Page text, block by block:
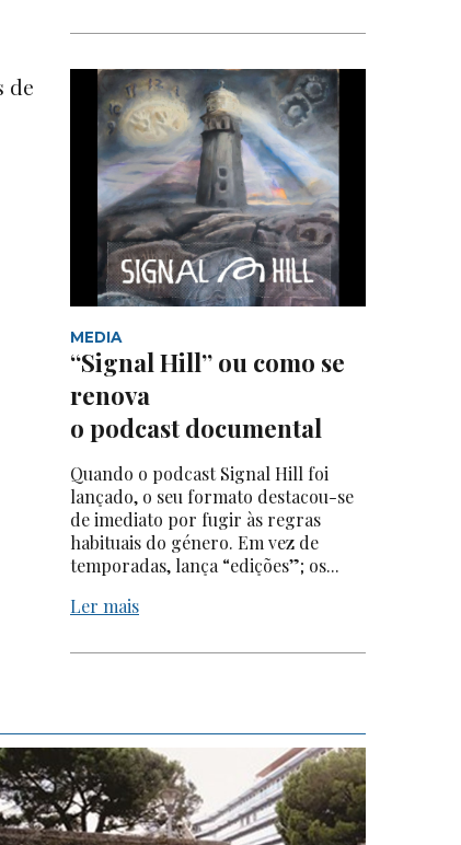
de
MEDIA
“Signal Hill” ou como se
renova
o podcast documental
Quando o podcast Signal Hill foi
lançado, o seu formato destacou-se
de imediato por fugir às regras
habituais do género. Em vez de
temporadas, lança “edições”; os...
Ler mais